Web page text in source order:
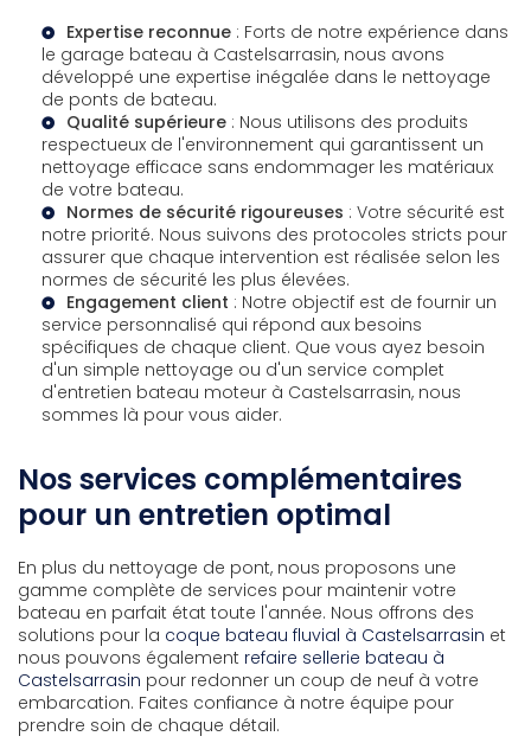
Expertise reconnue : Forts de notre expérience dans
le garage bateau à Castelsarrasin, nous avons
développé une expertise inégalée dans le nettoyage
de ponts de bateau.
Qualité supérieure : Nous utilisons des produits
respectueux de l'environnement qui garantissent un
nettoyage efficace sans endommager les matériaux
de votre bateau.
Normes de sécurité rigoureuses : Votre sécurité est
notre priorité. Nous suivons des protocoles stricts pour
assurer que chaque intervention est réalisée selon les
normes de sécurité les plus élevées.
Engagement client : Notre objectif est de fournir un
service personnalisé qui répond aux besoins
spécifiques de chaque client. Que vous ayez besoin
d'un simple nettoyage ou d'un service complet
d'entretien bateau moteur à Castelsarrasin, nous
sommes là pour vous aider.
Nos services complémentaires
pour un entretien optimal
En plus du nettoyage de pont, nous proposons une
gamme complète de services pour maintenir votre
bateau en parfait état toute l'année. Nous offrons des
solutions pour la coque bateau fluvial à Castelsarrasin et
nous pouvons également refaire sellerie bateau à
Castelsarrasin pour redonner un coup de neuf à votre
embarcation. Faites confiance à notre équipe pour
prendre soin de chaque détail.